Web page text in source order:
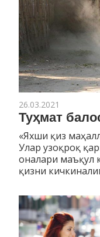
26.03.2021
Туҳмат
«Яхши қиз
Улар узоқроқ
оналари маъқул
қизни